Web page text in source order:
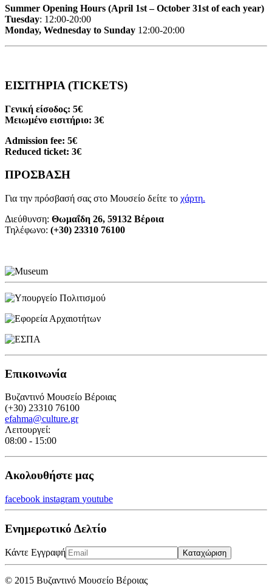
Summer Opening Hours (April 1st – October 31st of each year)
Tuesday: 12:00-20:00
Monday, Wednesday to Sunday 12:00-20:00
ΕΙΣΙΤΗΡΙΑ (TICKETS)
Γενική είσοδος: 5€
Μειωμένο εισιτήριο: 3€
Admission fee: 5€
Reduced ticket: 3€
ΠΡΟΣΒΑΣΗ
Για την πρόσβασή σας στο Μουσείο δείτε το χάρτη.
Διεύθυνση: Θωμαΐδη 26, 59132 Βέροια
Τηλέφωνο: (+30) 23310 76100
Επικοινωνία
Βυζαντινό Μουσείο Βέροιας
(+30) 23310 76100
efahma@culture.gr
Λειτουργεί:
08:00 - 15:00
Ακολουθήστε μας
facebook instagram youtube
Ενημερωτικό Δελτίο
Κάντε Εγγραφή Καταχώριση
© 2015 Βυζαντινό Μουσείο Βέροιας